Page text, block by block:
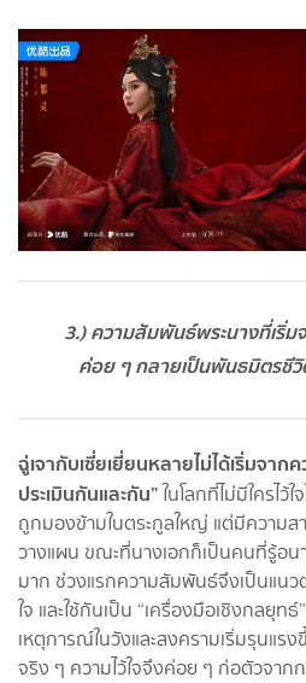
3.) ความสัมพันธ์พระนางที่เริ่ม
ค่อย ๆ กลายเป็นพันธมิตรชี
ฉู่เจากับเซี่ยเยี่ยนหลายไม่ได้เริ่มจาก
ประเมินกันและกัน”ในโลกที่ไม่มีใครไว้
ถูกมองข้ามในตระกูลใหญ่ แต่มีความส
วางแผน ขณะที่นางเอกก็เป็นคนที่รู้อน
มาก ช่วงแรกความสัมพันธ์จึงเป็นแน
ใจ และใช้กันเป็น “เครื่องมือเชิงกลยุท
เหตุการณ์ในวังและสงครามเริ่มรุนแ
จริง ๆ ความไว้ใจจึงค่อย ๆ ก่อตัวจาก